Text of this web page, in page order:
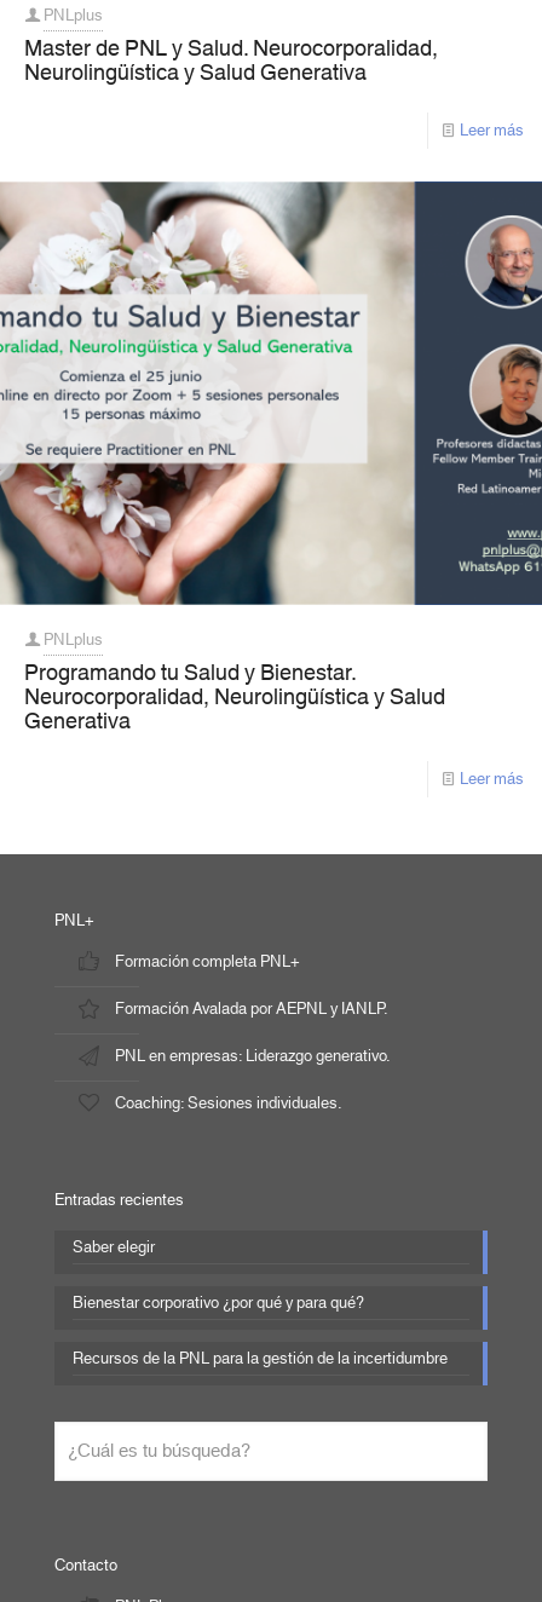
PNLplus
Master de PNL y Salud. Neurocorporalidad,
Neurolingüística y Salud Generativa
Leer más
PNLplus
Programando tu Salud y Bienestar.
Neurocorporalidad, Neurolingüística y Salud
Generativa
Leer más
PNL+
Formación completa PNL+
Formación Avalada por AEPNL y IANLP.
PNL en empresas: Liderazgo generativo.
Coaching: Sesiones individuales.
Entradas recientes
Saber elegir
Bienestar corporativo ¿por qué y para qué?
Recursos de la PNL para la gestión de la incertidumbre
Contacto